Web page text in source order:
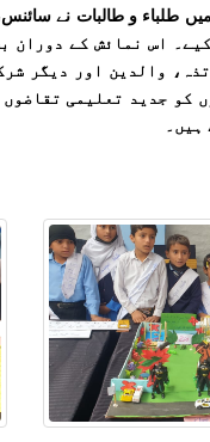
اس نمائش کے دوران
والدین اور دیگر
کو جدید تعلیمی
ہیں۔